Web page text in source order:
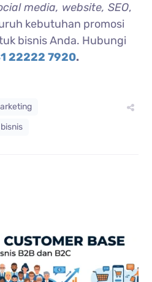
media, website, SEO,
kebutuhan promosi
bisnis Anda. Hubungi
22222 7920.